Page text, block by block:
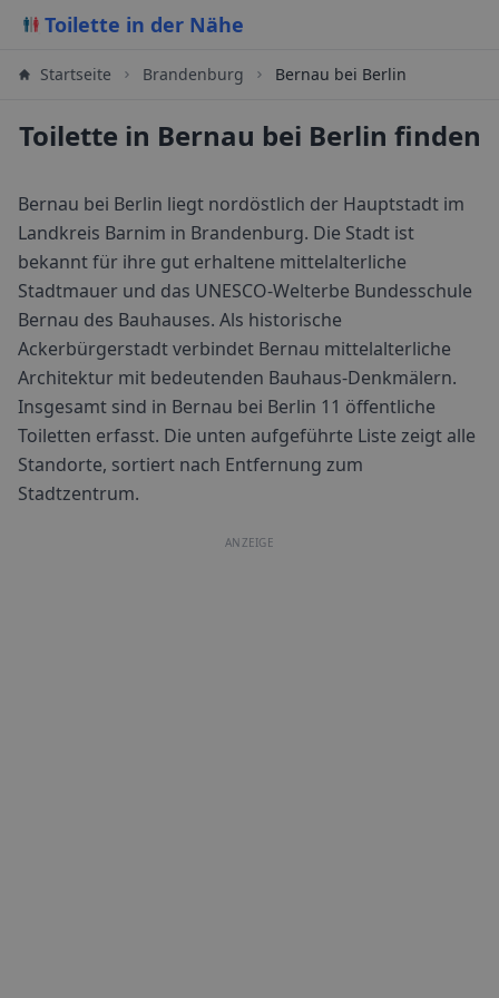
Toilette in der Nähe
Startseite Brandenburg Bernau bei Berlin
Toilette in Bernau bei Berlin finden
Bernau bei Berlin liegt nordöstlich der Hauptstadt im
Landkreis Barnim in Brandenburg. Die Stadt ist
bekannt für ihre gut erhaltene mittelalterliche
Stadtmauer und das UNESCO-Welterbe Bundesschule
Bernau des Bauhauses. Als historische
Ackerbürgerstadt verbindet Bernau mittelalterliche
Architektur mit bedeutenden Bauhaus-Denkmälern.
Insgesamt sind in Bernau bei Berlin 11 öffentliche
Toiletten erfasst. Die unten aufgeführte Liste zeigt alle
Standorte, sortiert nach Entfernung zum
Stadtzentrum.
ANZEIGE